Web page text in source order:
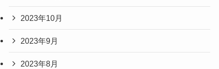
2023年10月
2023年9月
2023年8月